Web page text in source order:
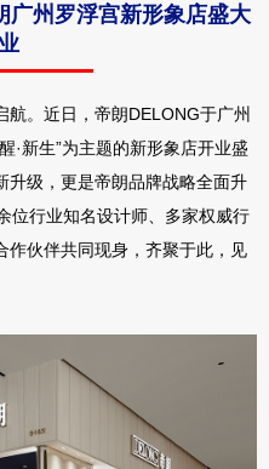
广州罗浮宫新形象店盛大
航。近日，帝朗DELONG于广州
·新生”为主题的新形象店开业盛
升级，更是帝朗品牌战略全面升
位行业知名设计师、多家权威行
作伙伴共同现身，齐聚于此，见